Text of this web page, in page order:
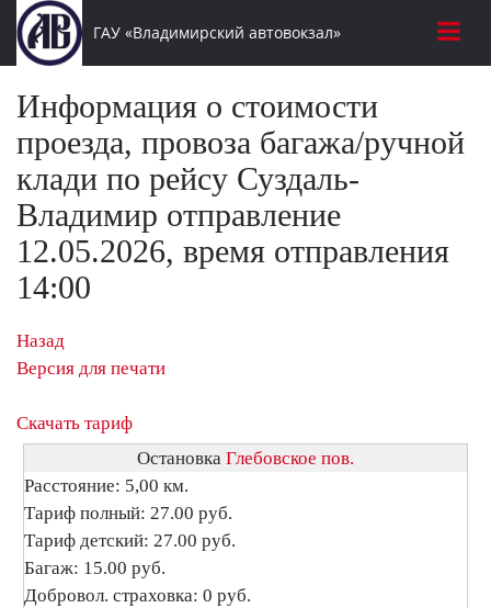
ГАУ «Владимирский автовокзал»
Информация о стоимости
проезда, провоза багажа/ручной
клади по рейсу Суздаль-
Владимир отправление
12.05.2026, время отправления
14:00
Назад
Версия для печати
Скачать тариф
Остановка Глебовское пов.
Расстояние: 5,00 км.
Тариф полный: 27.00 руб.
Тариф детский: 27.00 руб.
Багаж: 15.00 руб.
Добровол. страховка: 0 руб.